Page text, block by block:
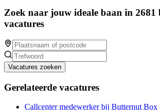
Zoek naar jouw ideale baan in 2681
vacatures
Vacatures zoeken
Gerelateerde vacatures
Callcenter medewerker bij Butternut Box